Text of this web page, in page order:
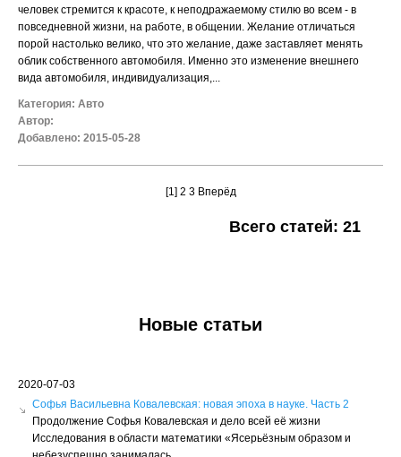
человек стремится к красоте, к неподражаемому стилю во всем - в
повседневной жизни, на работе, в общении. Желание отличаться
порой настолько велико, что это желание, даже заставляет менять
облик собственного автомобиля. Именно это изменение внешнего
вида автомобиля, индивидуализация,...
Категория: Авто
Автор:
Добавлено: 2015-05-28
[1] 2 3 Вперёд
Всего статей: 21
Новые статьи
2020-07-03
Софья Васильевна Ковалевская: новая эпоха в науке. Часть 2
Продолжение Софья Ковалевская и дело всей её жизни
Исследования в области математики «Ясерьёзным образом и